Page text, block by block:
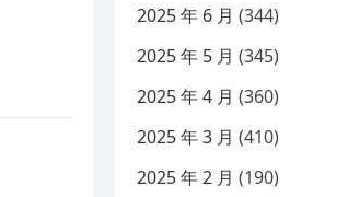
2025 年 6 月 (344)
2025 年 5 月 (345)
2025 年 4 月 (360)
2025 年 3 月 (410)
2025 年 2 月 (190)